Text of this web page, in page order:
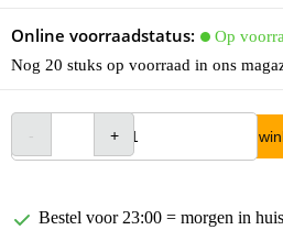
Online voorraadstatus:
Op
Nog 20 stuks op voorraad in ons
In
Bestel voor 23:00 = morgen in